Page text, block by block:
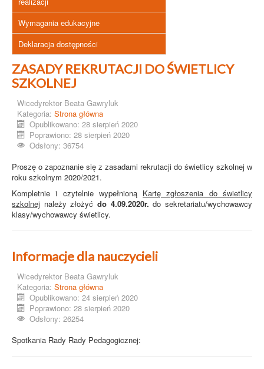
Wymagania edukacyjne
Deklaracja dostępności
ZASADY REKRUTACJI DO ŚWIETLICY
SZKOLNEJ
Wicedyrektor Beata Gawryluk
Kategoria: Strona główna
Opublikowano: 28 sierpień 2020
Poprawiono: 28 sierpień 2020
Odsłony: 36754
Proszę o zapoznanie się z zasadami rekrutacji do świetlicy szkolnej w
roku szkolnym 2020/2021.
Kompletnie i czytelnie wypełnioną Kartę zgłoszenia do świetlicy
szkolnej należy złożyć do 4.09.2020r.do sekretariatu/wychowawcy
klasy/wychowawcy świetlicy.
Informacje dla nauczycieli
Wicedyrektor Beata Gawryluk
Kategoria: Strona główna
Opublikowano: 24 sierpień 2020
Poprawiono: 28 sierpień 2020
Odsłony: 26254
Spotkania Rady Rady Pedagogicznej: